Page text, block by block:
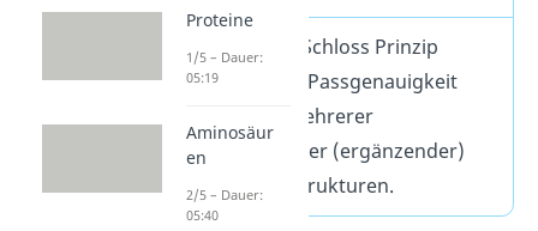
Das Schlüssel Schloss Prinzip
beschreibt die Passgenauigkeit
zweier oder mehrerer
komplementärer (ergänzender)
molekularer Strukturen.
Proteine
1/5 – Dauer:
05:19
Aminosäur
en
2/5 – Dauer:
05:40